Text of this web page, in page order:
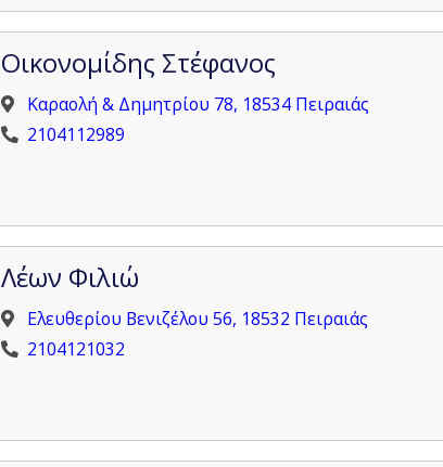
Οικονομίδης Στέφανος
Καραολή & Δημητρίου 78, 18534 Πειραιάς
2104112989
Λέων Φιλιώ
Ελευθερίου Βενιζέλου 56, 18532 Πειραιάς
2104121032